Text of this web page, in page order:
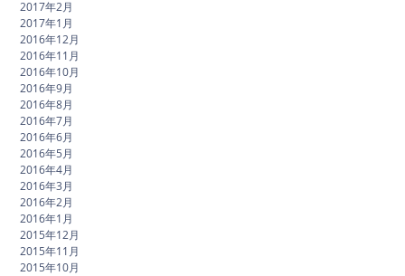
2017年2月
2017年1月
2016年12月
2016年11月
2016年10月
2016年9月
2016年8月
2016年7月
2016年6月
2016年5月
2016年4月
2016年3月
2016年2月
2016年1月
2015年12月
2015年11月
2015年10月